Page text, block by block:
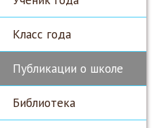
Класс года
Публикации о школе
Библиотека